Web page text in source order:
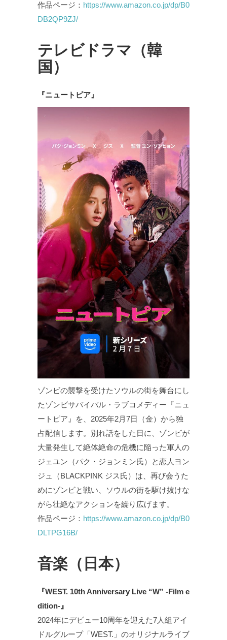
作品ページ： https://www.amazon.co.jp/dp/B0
DB2QP9ZJ/
テレビドラマ（韓
国）
『ニュートピア』
ゾンビの襲撃を受けたソウルの街を舞台にし
たゾンビサバイバル・ラブコメディー『ニュ
ートピア』を、2025年2月7日（金）から独
占配信します。別れ話をした日に、ゾンビが
大量発生して絶体絶命の危機に陥った軍人の
ジェユン（パク・ジョンミン氏）と恋人ヨン
ジュ（BLACKPINK ジス氏）は、再び会うた
めにゾンビと戦い、ソウルの街を駆け抜けな
がら壮絶なアクションを繰り広げます。
作品ページ： https://www.amazon.co.jp/dp/B0
DLTPG16B/
音楽（日本）
『WEST. 10th Anniversary Live “W” -Film e
dition-』
2024年にデビュー10周年を迎えた7人組アイ
ドルグループ「WEST.」のオリジナルライブ